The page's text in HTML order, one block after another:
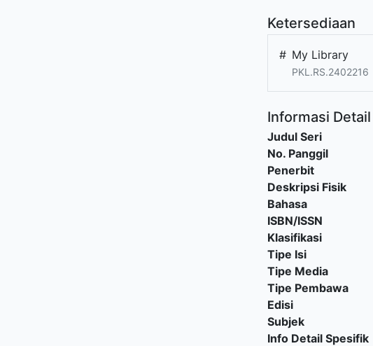
Ketersediaan
# My Library
PKL.RS.2402216
Informasi Detail
Judul Seri
No. Panggil
Penerbit
Deskripsi Fisik
Bahasa
ISBN/ISSN
Klasifikasi
Tipe Isi
Tipe Media
Tipe Pembawa
Edisi
Subjek
Info Detail Spesifik